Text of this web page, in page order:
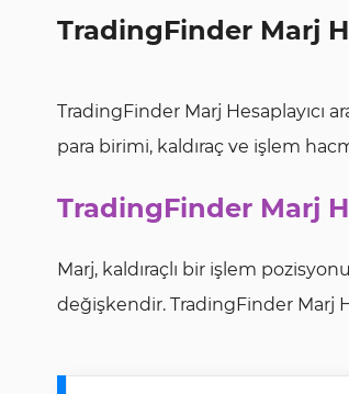
TradingFinder Marj
TradingFinder Marj Hesaplayıcı
para birimi, kaldıraç ve işlem
TradingFinder Marj
Marj, kaldıraçlı bir işlem
değişkendir. TradingFinder Marj